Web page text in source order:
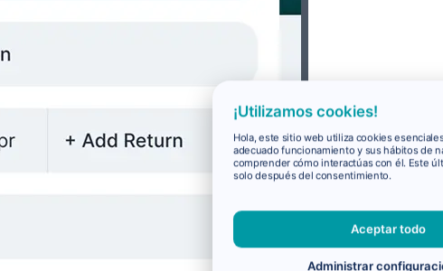
¡Utilizamos cookies!
Hola, este sitio web utiliza cookies
adecuado funcionamiento y sus hábitos de
comprender cómo interactúas con él. Este
solo después del consentimiento.
Aceptar todo
Administrar